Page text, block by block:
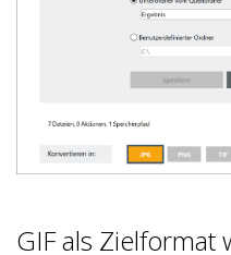
GIF als Zielformat